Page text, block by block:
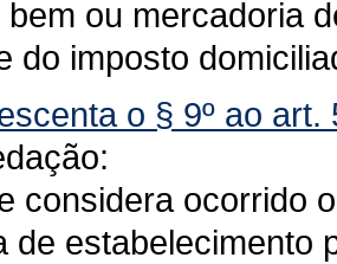
bem ou mercadoria
do imposto
o § 9º ao art.
considera ocorrido
de estabelecimento